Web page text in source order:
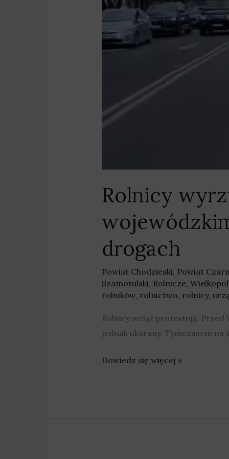
Rolnicy
drogach
Powiat Chodzieski, Powiat
Szamotulski, Rolnicze,
rolników, rolnictwo, rolnicy,
Rolnicy wciąż protestują. Przed
jednak ukarany. Tymczasem
Dowiedz się więcej »